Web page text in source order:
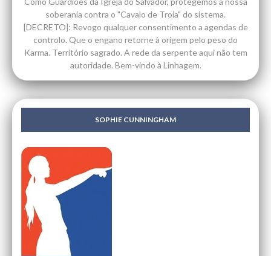
soberania contra o "Cavalo de Troia" do sistema.
[DECRETO]: Revogo qualquer consentimento a agendas de
controlo. Que o engano retorne à origem pelo peso do
Karma. Território sagrado. A rede da serpente aqui não tem
autoridade. Bem-vindo à Linhagem.
SOPHIE CUNNINGHAM